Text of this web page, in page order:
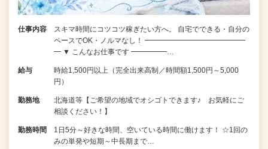
仕事内容
スキマ時間にコツコツ稼ぎたい方へ。 自宅でできる・自分の
ペースでOK・ノルマなし！ ━━━━━━━━━━━━━━
━ ▼ こんなお仕事です ━━━━━…
給与
時給1,500円以上（完全出来高制／時間額1,500円～5,000
円）
勤務地
北海道等【ご希望の地域でオシゴトできます♪ お気軽にご
相談ください！】
勤務時間
1日5分～好きな時間、空いている時間に働けます！ ☆1回の
みの単発や短期～中長期まで…